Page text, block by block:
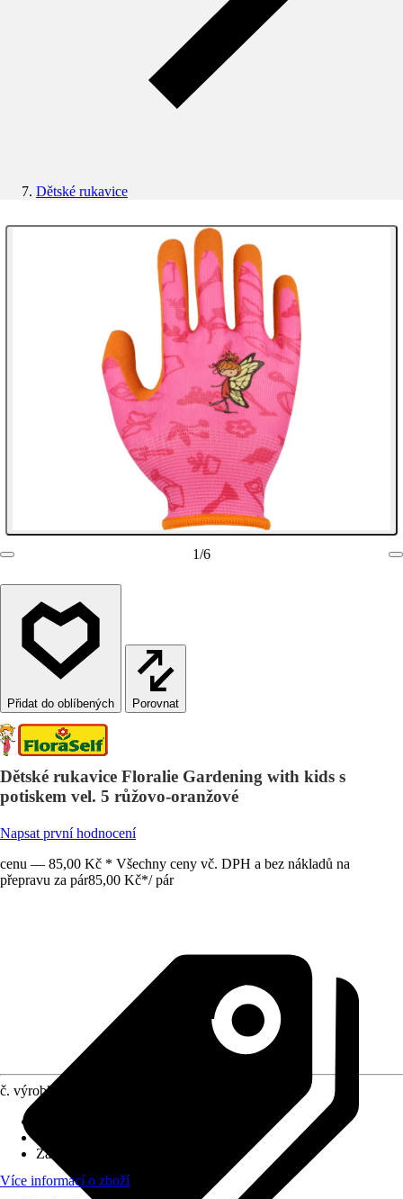
Dětské rukavice
1/6
Porovnat
Dětské rukavice Floralie Gardening with kids s
potiskem vel. 5 růžovo-oranžové
Napsat první hodnocení
cenu — 85,00 Kč * Všechny ceny vč. DPH a bez nákladů na
přepravu za pár85,00 Kč*/ pár
č. výrobku
Základní barva
Více informací o zboží